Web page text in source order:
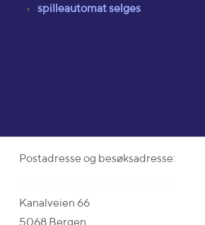
spilleautomat selges
Postadresse og besøksadresse:
Kanalveien 66
5068 Bergen